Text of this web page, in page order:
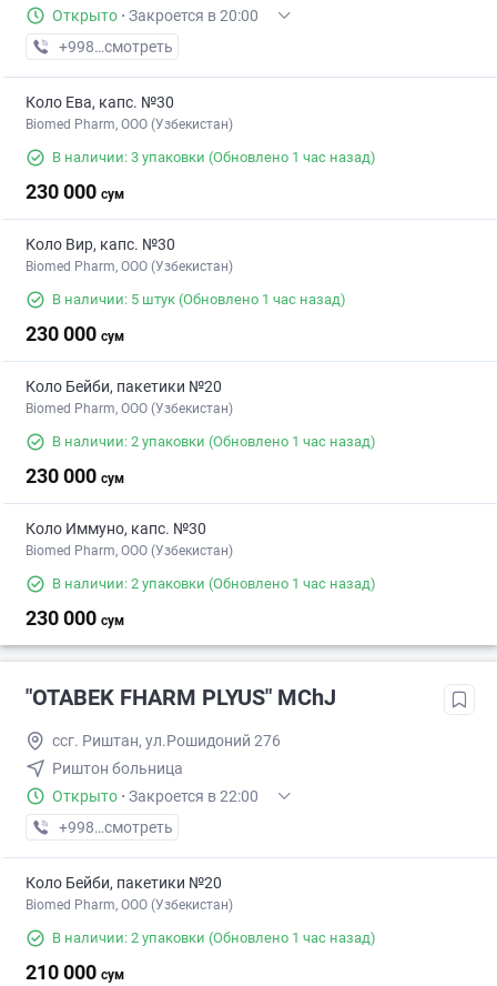
Открыто · Закроется в 20:00
+998 (73) XXX-XX-XX
смотреть
Коло Ева, капс. №30
Biomed Pharm, OOO (Узбекистан)
В наличии: 3 упаковки (Обновлено 1 час назад)
230 000 сум
Коло Вир, капс. №30
Biomed Pharm, OOO (Узбекистан)
В наличии: 5 штук (Обновлено 1 час назад)
230 000 сум
Коло Бейби, пакетики №20
Biomed Pharm, OOO (Узбекистан)
В наличии: 2 упаковки (Обновлено 1 час назад)
230 000 сум
Коло Иммуно, капс. №30
Biomed Pharm, OOO (Узбекистан)
В наличии: 2 упаковки (Обновлено 1 час назад)
230 000 сум
"OTABEK FHARM PLYUS" MChJ
ссг. Риштан, ул.Рошидоний 276
Риштон больница
Открыто · Закроется в 22:00
+998 (91) XXX-XX-XX
смотреть
Коло Бейби, пакетики №20
Biomed Pharm, OOO (Узбекистан)
В наличии: 2 упаковки (Обновлено 1 час назад)
210 000 сум